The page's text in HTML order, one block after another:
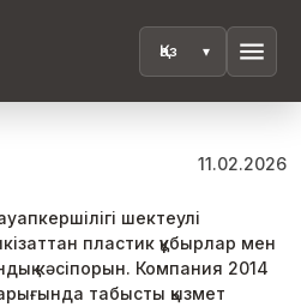
menu
11.02.2026
шектеулі
пластик құбырлар мен
кәсіпорын. Компания 2014
табысты қызмет